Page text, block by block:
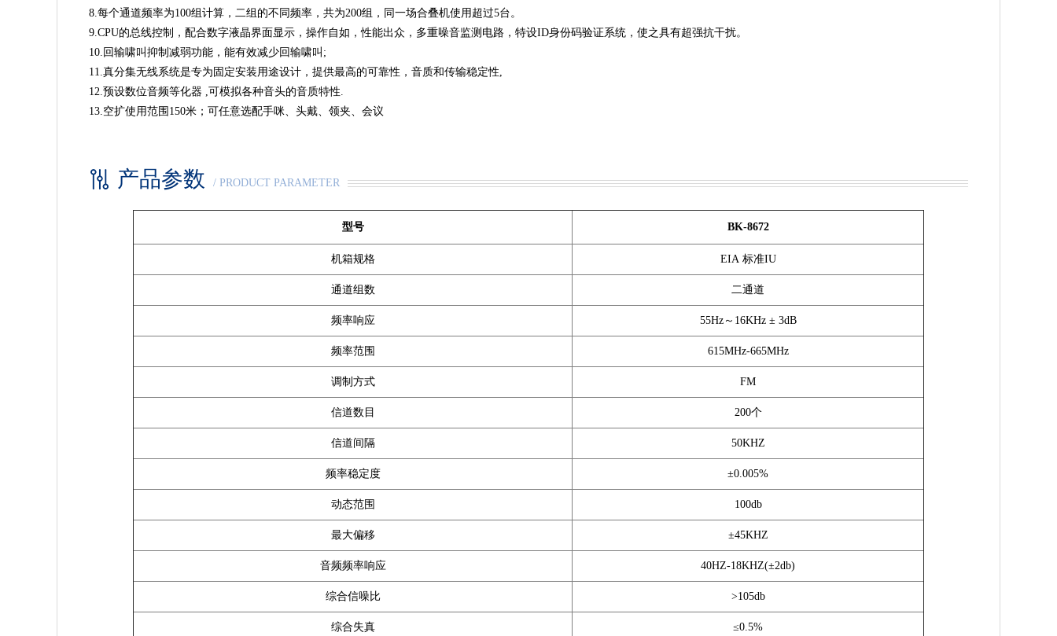
8.每个通道频率为100组计算，二组的不同频率，共为200组，同一场合叠机使用超过5台。
9.CPU的总线控制，配合数字液晶界面显示，操作自如，性能出众，多重噪音监测电路，特设ID身份码验证系统，使之具有超强抗干扰。
10.回输啸叫抑制减弱功能，能有效减少回输啸叫;
11.真分集无线系统是专为固定安装用途设计，提供最高的可靠性，音质和传输稳定性,
12.预设数位音频等化器 ,可模拟各种音头的音质特性.
13.空扩使用范围150米；可任意选配手咪、头戴、领夹、会议
产品参数 / PRODUCT PARAMETER
型号 BK-8672
机箱规格 EIA 标准IU
通道组数 二通道
频率响应 55Hz～16KHz ± 3dB
频率范围 615MHz-665MHz
调制方式 FM
信道数目 200个
信道间隔 50KHZ
频率稳定度 ±0.005%
动态范围 100db
最大偏移 ±45KHZ
音频频率响应 40HZ-18KHZ(±2db)
综合信噪比 >105db
综合失真 ≤0.5%